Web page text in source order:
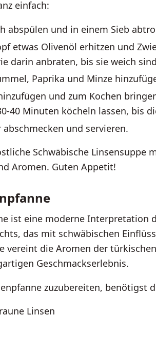
einfach:
abspülen und in einem Sieb
etwas Olivenöl erhitzen und
darin anbraten, bis sie weich
Paprika und Minze
und zum Kochen
40 Minuten köcheln lassen, bis
und servieren.
Schwäbische Linsensuppe
Aromen. Guten Appetit!
ist eine moderne Interpretation
das mit schwäbischen
vereint die Aromen der
Geschmackserlebnis.
zuzubereiten, benötigst
Linsen